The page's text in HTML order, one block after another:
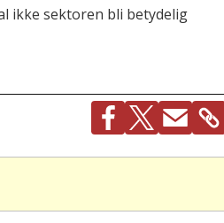
ikke sektoren bli betydelig